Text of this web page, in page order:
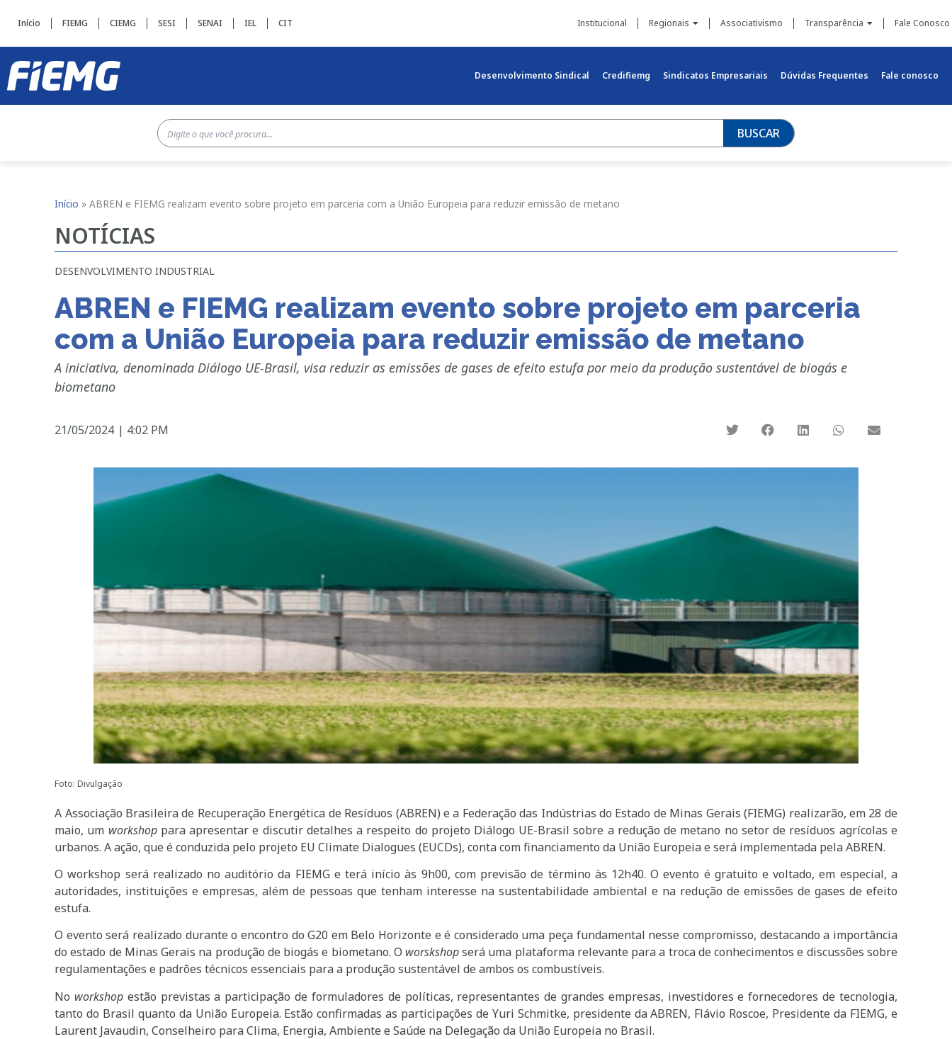
Início FIEMG CIEMG SESI SENAI IEL CIT Institucional Regionais Associativismo Transparência Fale Conosco
Desenvolvimento Sindical Credifiemg Sindicatos Empresariais Dúvidas Frequentes Fale conosco
BUSCAR
Início »ABREN e FIEMG realizam evento sobre projeto em parceria com a União Europeia para reduzir emissão de metano
NOTÍCIAS
DESENVOLVIMENTO INDUSTRIAL
ABREN e FIEMG realizam evento sobre projeto em parceria
com a União Europeia para reduzir emissão de metano
A iniciativa, denominada Diálogo UE-Brasil, visa reduzir as emissões de gases de efeito estufa por meio da produção sustentável de biogás e
biometano
21/05/2024 | 4:02 PM
Foto: Divulgação
A Associação Brasileira de Recuperação Energética de Resíduos (ABREN) e a Federação das Indústrias do Estado de Minas Gerais (FIEMG) realizarão, em 28 de
maio, um workshoppara apresentar e discutir detalhes a respeito do projeto Diálogo UE-Brasil sobre a redução de metano no setor de resíduos agrícolas e
urbanos. A ação, que é conduzida pelo projeto EU Climate Dialogues (EUCDs), conta com financiamento da União Europeia e será implementada pela ABREN.
O workshop será realizado no auditório da FIEMG e terá início às 9h00, com previsão de término às 12h40. O evento é gratuito e voltado, em especial, a
autoridades, instituições e empresas, além de pessoas que tenham interesse na sustentabilidade ambiental e na redução de emissões de gases de efeito
estufa.
O evento será realizado durante o encontro do G20 em Belo Horizonte e é considerado uma peça fundamental nesse compromisso, destacando a importância
do estado de Minas Gerais na produção de biogás e biometano. O worskshopserá uma plataforma relevante para a troca de conhecimentos e discussões sobre
regulamentações e padrões técnicos essenciais para a produção sustentável de ambos os combustíveis.
No workshop estão previstas a participação de formuladores de políticas, representantes de grandes empresas, investidores e fornecedores de tecnologia,
tanto do Brasil quanto da União Europeia. Estão confirmadas as participações de Yuri Schmitke, presidente da ABREN, Flávio Roscoe, Presidente da FIEMG, e
Laurent Javaudin, Conselheiro para Clima, Energia, Ambiente e Saúde na Delegação da União Europeia no Brasil.